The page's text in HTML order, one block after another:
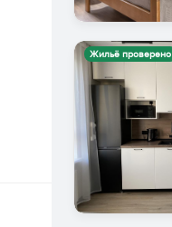
Жильё проверено